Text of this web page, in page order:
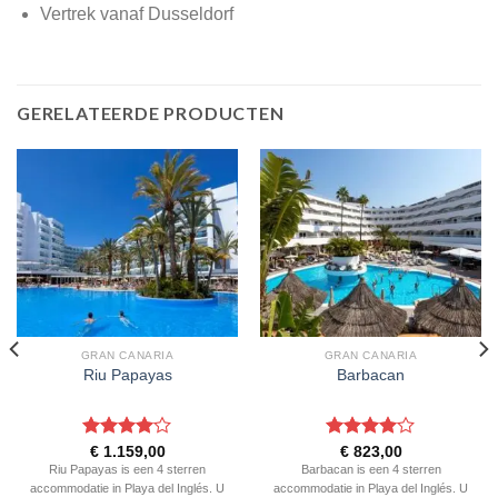
Vertrek vanaf Dusseldorf
GERELATEERDE PRODUCTEN
GRAN CANARIA
Riu Papayas
Gewaardeerd
4uit 5
€1.159,00
Riu Papayas is een 4 sterren
accommodatie in Playa del Inglés. U
GRAN CANARIA
Barbacan
Gewaardeerd
4uit 5
€823,00
Barbacan is een 4 sterren
accommodatie in Playa del Inglés. U